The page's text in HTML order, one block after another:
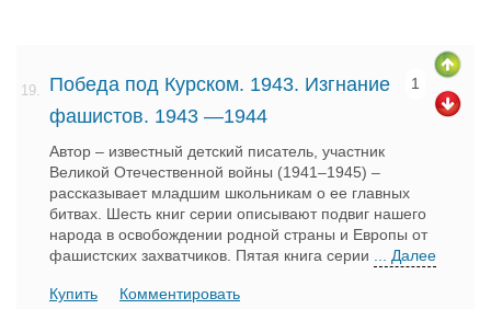
19.
Победа под Курском. 1943. Изгнание
фашистов. 1943 —1944
1
Автор – известный детский писатель, участник
Великой Отечественной войны (1941–1945) –
рассказывает младшим школьникам о ее главных
битвах. Шесть книг серии описывают подвиг нашего
народа в освобождении родной страны и Европы от
фашистских захватчиков. Пятая книга серии
... Далее
Купить Комментировать